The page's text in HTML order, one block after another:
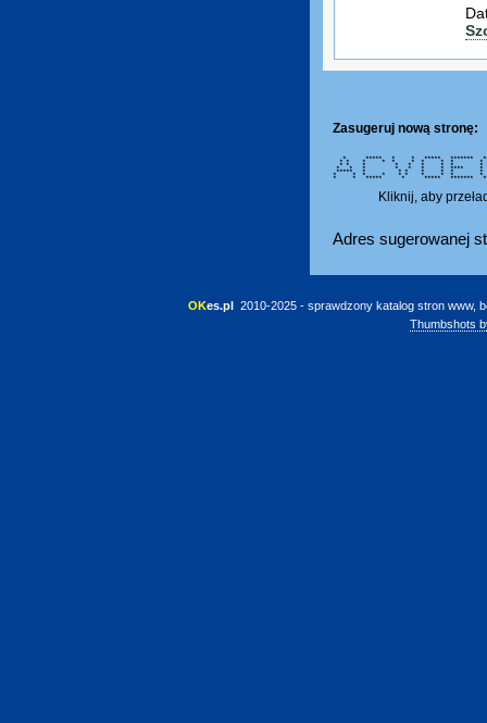
Zasugeruj nową stronę:
* ***** * * ***** *******
* * * * * * * * * *
* * * * * * * * *
* * * * * * * **** *
***** * * * * * * *
* * * * * * * * * *
* * ***** * ***** *******
Kliknij, aby
Adres sugerowanej
OKes.pl 2010-2025 - sprawdzony katalog stron www,
Thumbshots